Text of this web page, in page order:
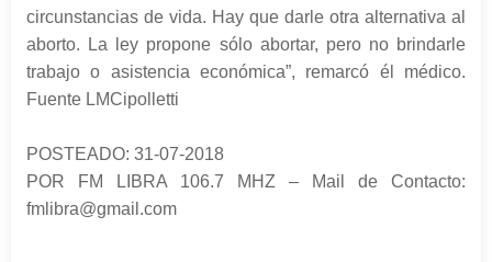
circunstancias de vida. Hay que darle otra alternativa al
aborto. La ley propone sólo abortar, pero no brindarle
trabajo o asistencia económica”, remarcó él médico.
Fuente LMCipolletti
POSTEADO: 31-07-2018
POR FM LIBRA 106.7 MHZ – Mail de Contacto:
fmlibra@gmail.com